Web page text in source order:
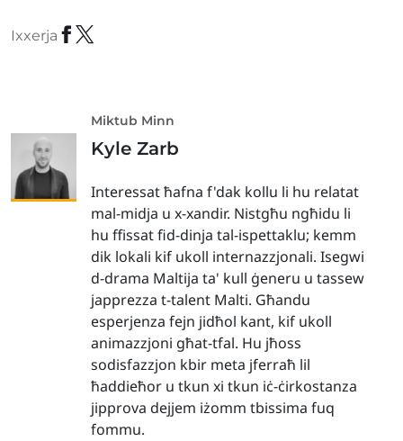
Ixxerja
Miktub Minn
Kyle Zarb
Interessat ħafna f'dak kollu li hu relatat
mal-midja u x-xandir. Nistgħu ngħidu li
hu ffissat fid-dinja tal-ispettaklu; kemm
dik lokali kif ukoll internazzjonali. Isegwi
d-drama Maltija ta' kull ġeneru u tassew
japprezza t-talent Malti. Għandu
esperjenza fejn jidħol kant, kif ukoll
animazzjoni għat-tfal. Hu jħoss
sodisfazzjon kbir meta jferraħ lil
ħaddieħor u tkun xi tkun iċ-ċirkostanza
jipprova dejjem iżomm tbissima fuq
fommu.